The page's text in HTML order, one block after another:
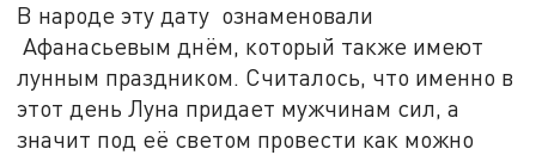
В народе эту дату ознаменовали
Афанасьевым днём, который также имеют
лунным праздником. Считалось, что именно в
этот день Луна придает мужчинам сил, а
значит под её светом провести как можно